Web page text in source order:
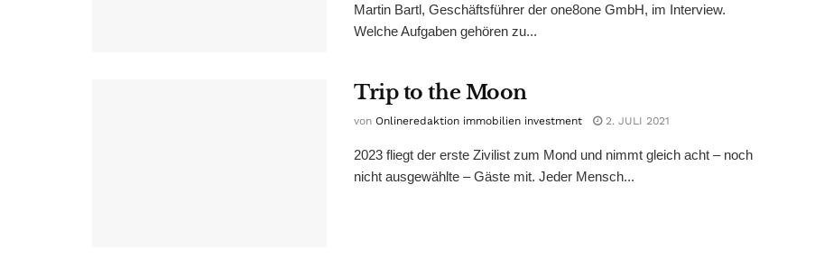
Martin Bartl, Geschäftsführer der one8one GmbH, im Interview.
Welche Aufgaben gehören zu...
Trip to the Moon
von Onlineredaktion immobilien investment 2. JULI 2021
2023 fliegt der erste Zivilist zum Mond und nimmt gleich acht – noch
nicht ausgewählte – Gäste mit. Jeder Mensch...